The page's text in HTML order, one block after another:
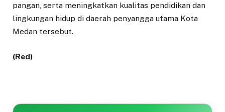
pangan, serta meningkatkan kualitas pendidikan dan
lingkungan hidup di daerah penyangga utama Kota
Medan tersebut.
(Red)